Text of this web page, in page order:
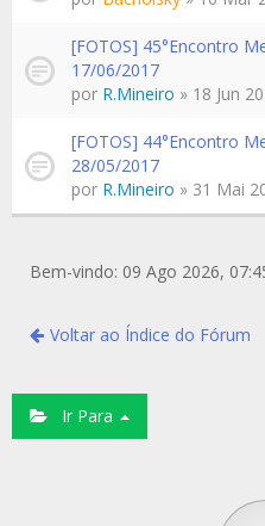
[FOTOS] 45°Encontro
17/06/2017
por R.Mineiro » 18 Jun
[FOTOS] 44°Encontro
28/05/2017
por R.Mineiro » 31 Mai
Bem-vindo: 09 Ago 2026,
Voltar ao Índice do Fórum
Ir Para